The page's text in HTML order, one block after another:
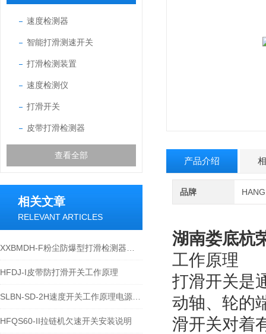
速度检测器
智能打滑测速开关
打滑检测装置
速度检测仪
打滑开关
皮带打滑检测器
查看全部
相关文章
RELEVANT ARTICLES
HFDJ-I皮带防打滑开关工作原理
HFQS60-II拉链机欠速开关安装说明
产品介绍
品牌
湖南娄底杭
工作原理
打滑开关是
动轴、轮的
滑开关对着